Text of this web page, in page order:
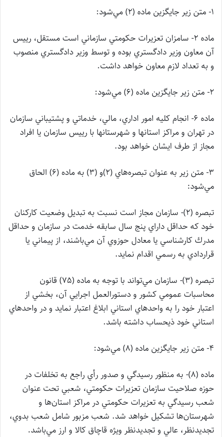
1- متن زير جايگزين ماده (2) مي‌شود:
ماده 2- سامزان تعزيرات حكومتي سازماني است مستقل، رييس
آن معاون وزير دادگستري بوده و توسط وزير دادگستري منصوب
و به تعداد لازم معاون خواهد داشت.
2- متن زير جايگزين ماده (6) مي‌شود:
ماده 6- انجام كليه امور اداري،‌ مالي، خدماتي و پشتيباني سازمان
در تهران و مراكز استانها و شهرستانها با رييس سازمان يا افراد
مجاز از طرف ايشان خواهد بود.
3- متن زير به عنوان تبصره‌هاي (2)‌و (3)‌ به ماده (6) الحاق
مي‌شود:
تبصره (2)- سازمان مجاز است نسبت به تبديل وضعيت كاركنان
خود كه حداقل داراي پنج سال سابقه خدمت در سازمان و حداقل
مدرك كارشناسي يا معادل حوزوي آن مي‌باشند، از پيماني يا
قراردادي به رسمي اقدام نمايد.
تبصره (3)- سازمان مي‌تواند با توجه به ماده (75) قانون
محاسبات عمومي كشور و دستورالعمل اجرايي آن، بخشي از
اعتبار خود را به واحدهاي استاني ابلاغ اعتبار نمايد و در واحدهاي
استاني خود ذيحساب داشته باشد.
4- متن زير جايگزين ماده (8)‌ مي‌شود:
ماده (8)‌- به منظور رسيدگي و صدور رأي راجع به تخلفات در
حوزه صلاحيت سازمان تعزيرات حكومتي، شعبي تحت عنوان
شعب رسيدگي به تعزيرات حكومتي در مراكز استان‌ها و
شهرستان‌ها تشكيل خواهد شد. شعب مزبور شامل شعب بدوي،
تجديدنظر، عالي و تجديدنظر ويژه قاچاق كالا و ارز مي‌باشد.